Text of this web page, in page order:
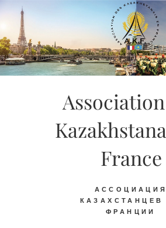
Skip
content
France
АССОЦИАЦИЯ
КАЗАХСТАНЦЕВ
ФРАНЦИИ